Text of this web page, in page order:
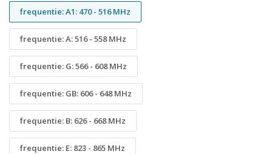
frequentie: A1: 470 - 516 MHz
frequentie: A: 516 - 558 MHz
frequentie: G: 566 - 608 MHz
frequentie: GB: 606 - 648 MHz
frequentie: B: 626 - 668 MHz
frequentie: E: 823 - 865 MHz